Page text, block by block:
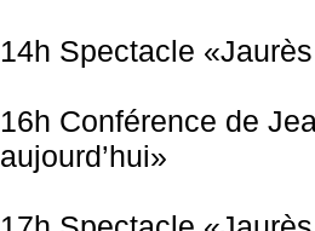
14h Spectacle
16h Conférence de
aujourd’hui»